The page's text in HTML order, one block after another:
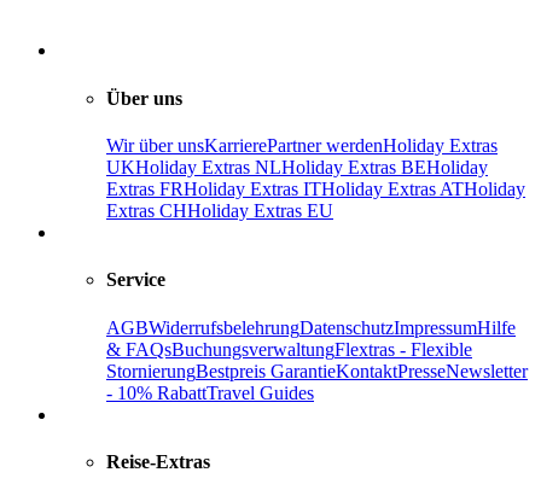
Über uns
Wir über unsKarrierePartner werdenHoliday Extras
UKHoliday Extras NLHoliday Extras BEHoliday
Extras FRHoliday Extras ITHoliday Extras ATHoliday
Extras CHHoliday Extras EU
Service
AGBWiderrufsbelehrungDatenschutzImpressumHilfe
& FAQsBuchungsverwaltungFlextras - Flexible
StornierungBestpreis GarantieKontaktPresseNewsletter
- 10% RabattTravel Guides
Reise-Extras